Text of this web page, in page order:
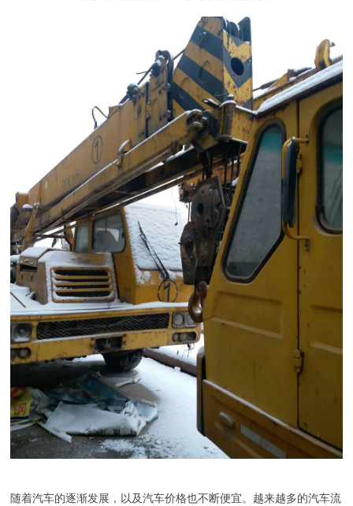
随着汽车的逐渐发展，以及汽车价格也不断便宜。越来越多的汽车流